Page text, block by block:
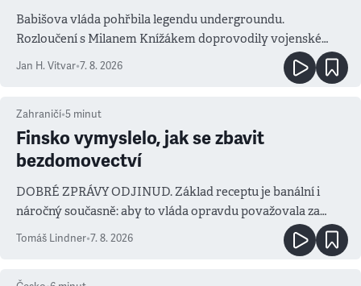
Babišova vláda pohřbila legendu undergroundu.
Rozloučení s Milanem Knížákem doprovodily vojenské
salvy i kritika pokrokářů
Jan H. Vitvar•7. 8. 2026
Zahraničí•5 minut
Finsko vymyslelo, jak se zbavit
bezdomovectví
DOBRÉ ZPRÁVY ODJINUD. Základ receptu je banální i
náročný současně: aby to vláda opravdu považovala za
prioritu
Tomáš Lindner•7. 8. 2026